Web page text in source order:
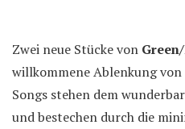
Zwei neue Stücke von
willkommene Ablenkung
Songs stehen dem
und bestechen durch die